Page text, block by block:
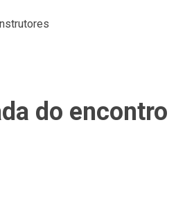
do encontro